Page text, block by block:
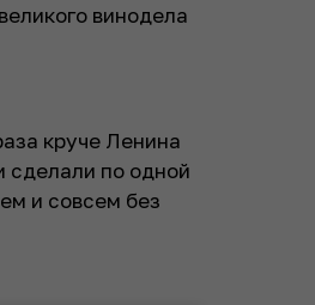
винодела
круче Ленина
сделали по одной
и совсем без